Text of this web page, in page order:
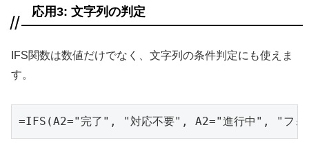
応用3: 文字列の判定
IFS関数は数値だけでなく、文字列の条件判定にも使えま
す。
=IFS(A2="完了", "対応不要", A2="進行中", "フ